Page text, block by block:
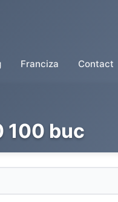
Franciza Contact
100 buc